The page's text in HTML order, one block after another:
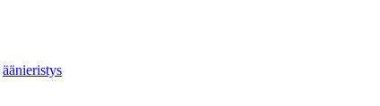
äänieristys